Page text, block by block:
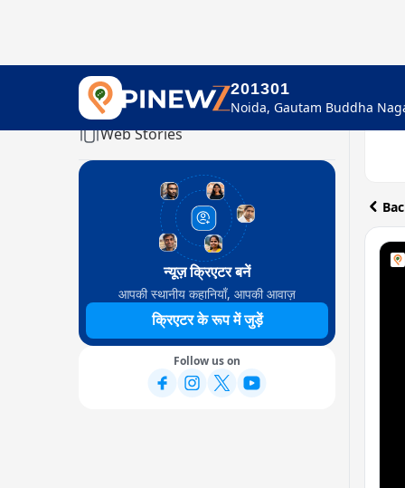
201301
Home
Web Stories
न्यूज़ क्रिएटर बनें
आपकी स्थानीय कहानियाँ, आपकी आवाज़
क्रिएटर के रूप में जुड़ें
Follow us on